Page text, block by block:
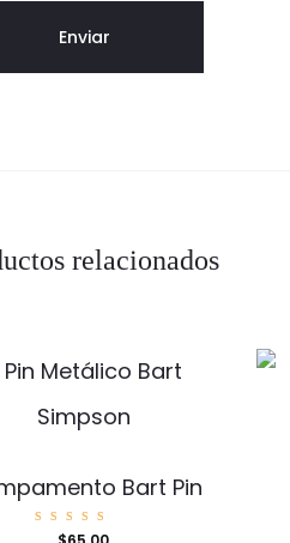
relacionados
Bart Pin
Valorad